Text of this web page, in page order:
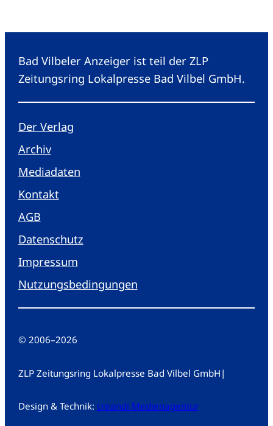
Bad Vilbeler Anzeiger ist teil der ZLP
Zeitungsring Lokalpresse Bad Vilbel GmbH.
Der Verlag
Archiv
Mediadaten
Kontakt
AGB
Datenschutz
Impressum
Nutzungsbedingungen
© 2006–2026
ZLP Zeitungsring Lokalpresse Bad Vilbel GmbH |
Design & Technik: creandi Medienagentur